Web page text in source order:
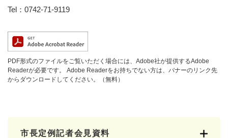
Tel：0742-71-9119
PDF形式のファイルをご覧いただく場合には、Adobe社が提供するAdobe
Readerが必要です。
Adobe Readerをお持ちでない方は、バナーのリンク先
からダウンロードしてください。（無料）
市長定例記者会見資料